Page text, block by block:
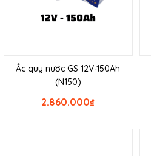
Ắc quy nước GS 12V-150Ah
(N150)
₫
2.860.000